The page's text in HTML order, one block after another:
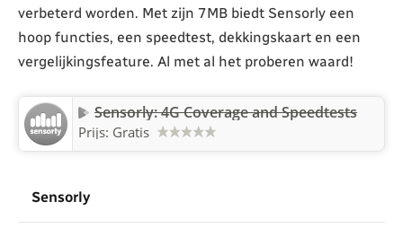
verbeterd worden. Met zijn 7MB biedt Sensorly een
hoop functies, een speedtest, dekkingskaart en een
vergelijkingsfeature. Al met al het proberen waard!
Sensorly: 4G Coverage and Speedtests
Prijs: Gratis
Sensorly